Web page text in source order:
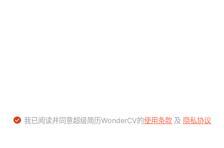
我已阅读并同意超级简历WonderCV的使用条款及 隐私协议